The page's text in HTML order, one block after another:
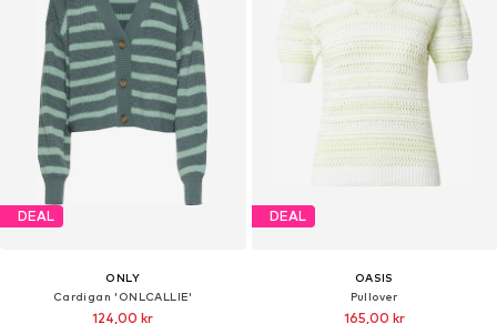
DEAL
ONLY
Cardigan 'ONLCALLIE'
124,00 kr
DEAL
OASIS
Pullover
165,00 kr